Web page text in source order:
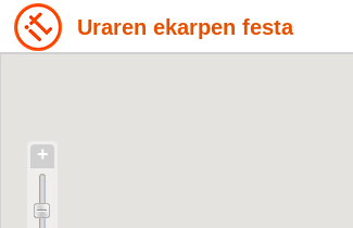
Uraren ekarpen festa
+